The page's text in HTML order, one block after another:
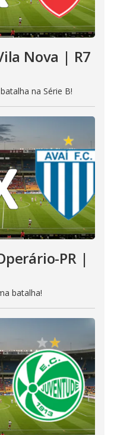
Nova | R7
na Série B!
PR |
batalha!